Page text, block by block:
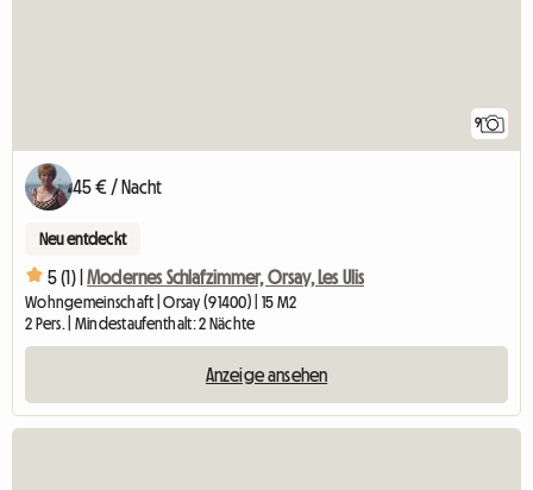
9
45 € / Nacht
Neu entdeckt
5 (1) | Modernes Schlafzimmer, Orsay, Les Ulis
Wohngemeinschaft | Orsay (91400) | 15 M2
2 Pers. | Mindestaufenthalt: 2 Nächte
Anzeige ansehen